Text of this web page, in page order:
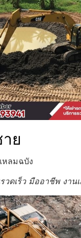
ย
หลมฉบัง
ดเร็ว มืออาชีพ งานเ